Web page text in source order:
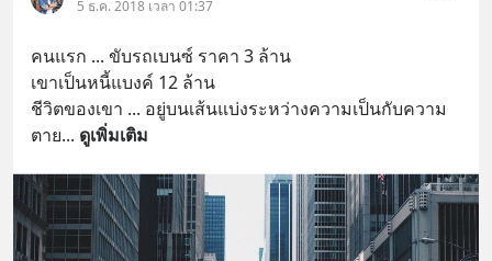
5 ธ.ค. 2018 เวลา 01:37
คนแรก ... ขับรถเบนซ์ ราคา 3 ล้าน
เขาเป็นหนี้แบงค์ 12 ล้าน
ชีวิตของเขา ... อยู่บนเส้นแบ่งระหว่างความเป็นกับความ
ตาย... ดูเพิ่มเติม